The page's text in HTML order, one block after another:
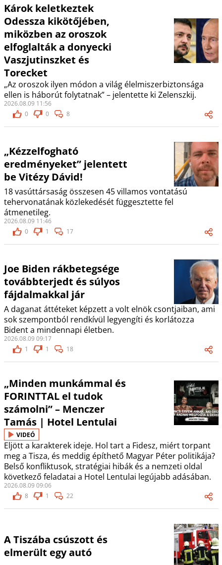
Károk keletkeztek
Odessza kikötőjében,
miközben az oroszok
elfoglalták a donyecki
Vaszjutinszket és
Torecket
„Az oroszok ilyen módon a világ élelmiszerbiztonsága
ellen is háborút folytatnak” – jelentette ki Zelenszkij.
2026.08.09 11:56
0
0 8
„Kézzelfogható
eredményeket” jelentett
be Vitézy Dávid!
18 vasúttársaság összesen 45 villamos vontatású
tehervonatának közlekedését függesztette fel
átmenetileg.
2026.08.09 11:46
0
1 17
Joe Biden rákbetegsége
továbbterjedt és súlyos
fájdalmakkal jár
A daganat áttéteket képzett a volt elnök csontjaiban, ami
sok szempontból rendkívül legyengíti és korlátozza
Bident a mindennapi életben.
2026.08.09 09:17
1
1 18
„Minden munkámmal és
FORINTTAL el tudok
számolni” – Menczer
Tamás | Hotel Lentulai
VIDEÓ
Eljött a karakterek ideje. Hol tart a Fidesz, miért torpant
meg a Tisza, és meddig építhető Magyar Péter politikája?
Belső konfliktusok, stratégiai hibák és a nemzeti oldal
következő feladatai a Hotel Lentulai legújabb adásában.
2026.08.09 09:06
8
1 22
A Tiszába csúszott és
elmerült egy autó